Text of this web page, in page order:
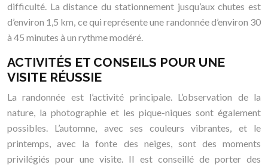
difficulté. La distance du stationnement jusqu’aux chutes est
d’environ 1,5 km, ce qui représente une randonnée d’environ 30
à 45 minutes à un rythme modéré.
ACTIVITÉS ET CONSEILS POUR UNE
VISITE RÉUSSIE
La randonnée est l’activité principale. L’observation de la
nature, la photographie et les pique-niques sont également
possibles. L’automne, avec ses couleurs vibrantes, et le
printemps, avec la fonte des neiges, sont des moments
privilégiés pour une visite. Il est conseillé de porter des